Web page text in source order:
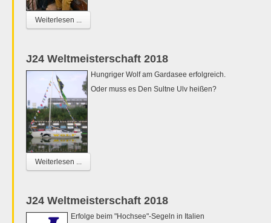
Weiterlesen ...
J24 Weltmeisterschaft 2018
Hungriger Wolf am Gardasee erfolgreich.
Oder muss es Den Sultne Ulv heißen?
Weiterlesen ...
J24 Weltmeisterschaft 2018
Erfolge beim "Hochsee"-Segeln in Italien